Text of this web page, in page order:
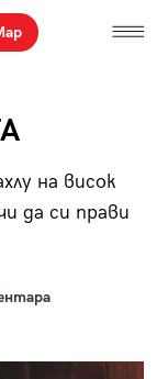
на висок
да си прави